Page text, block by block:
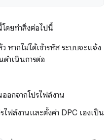
ดยทำสิ่งต่อไปนี้
หากไม่ได้เข้ารหัส ระบบจะแจ้ง
ำเนินการต่อ
อกจากโปรไฟล์งาน
ฟล์งานและตั้งค่า DPC เองเป็น